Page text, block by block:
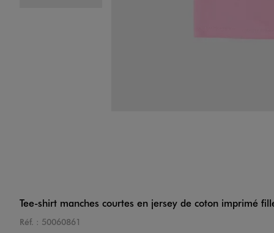
Tee-shirt manches courtes en jersey de coton imprimé
Réf. : 50060861